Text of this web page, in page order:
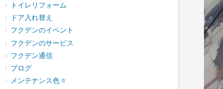
トイレリフォーム
ドア入れ替え
フクデンのイベント
フクデンのサービス
フクデン通信
ブログ
メンテナンス色々